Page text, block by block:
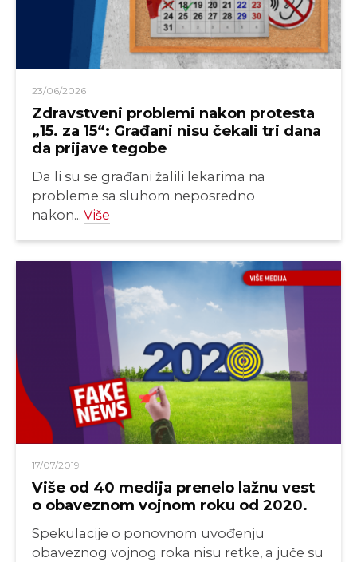
PRIJAVI LAŽNU VEST!
23/06/2026
Zdravstveni problemi nakon protesta
„15. za 15“: Građani nisu čekali tri dana
da prijave tegobe
Da li su se građani žalili lekarima na
probleme sa sluhom neposredno
nakon... Više
17/07/2019
Više od 40 medija prenelo lažnu vest
o obaveznom vojnom roku od 2020.
Spekulacije o ponovnom uvođenju
obaveznog vojnog roka nisu retke, a juče su